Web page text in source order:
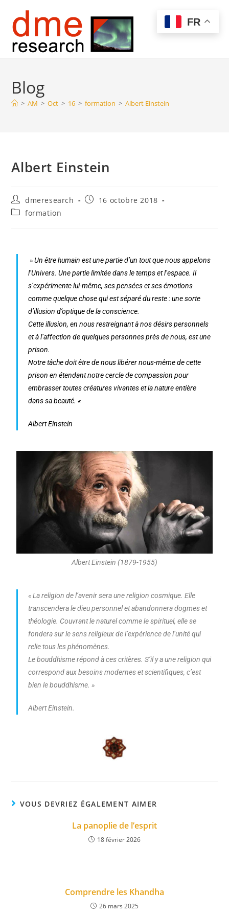
Menu
Blog
> AM > Oct > 16 > formation > Albert Einstein
Albert Einstein
dmeresearch
16 octobre 2018
formation
» Un être humain est une partie d’un tout que nous appelons
l’Univers. Une partie limitée dans le temps et l’espace.Il
s’expérimente lui-même, ses pensées et ses émotions
comme quelque chose qui est séparé du reste : une sorte
d’illusion d’optique de la conscience.
Cette illusion, en nous restreignant à nos désirs personnels
et à l’affection de quelques personnes près de nous, est une
prison.
Notre tâche doit être de nous libérer nous-même de cette
prison en étendant notre cercle de compassion pour
embrasser toutes créatures vivantes et la nature entière
dans sa beauté. «
Albert Einstein
Albert Einstein (1879-1955)
« La religion de l’avenir sera une religion cosmique. Elle
transcendera le dieu personnel et abandonnera dogmes et
théologie. Couvrant le naturel comme le spirituel, elle se
fondera sur le sens religieux de l’expérience de l’unité qui
relie tous les phénomènes.
Le bouddhisme répond à ces critères. S’il y a une religion qui
correspond aux besoins modernes et scientifiques, c’est
bien le bouddhisme. »
Albert Einstein.
VOUS DEVRIEZ ÉGALEMENT AIMER
La panoplie de l’esprit
18 février 2026
Comprendre les Khandha
26 mars 2025
FR